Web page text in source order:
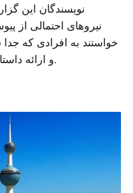
نویسندگان این
نیروهای احتمالی از
خواستند به افرادی که
و ارائه داستان ها و تجربیات خود را بدهند.